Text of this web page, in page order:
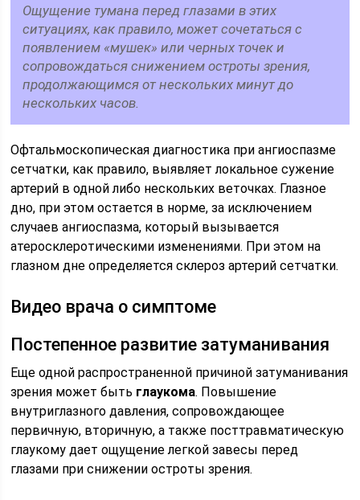
Ощущение тумана перед глазами в этих
ситуациях, как правило, может сочетаться с
появлением «мушек» или черных точек и
сопровождаться снижением остроты зрения,
продолжающимся от нескольких минут до
нескольких часов.
Офтальмоскопическая диагностика при ангиоспазме
сетчатки, как правило, выявляет локальное сужение
артерий в одной либо нескольких веточках. Глазное
дно, при этом остается в норме, за исключением
случаев ангиоспазма, который вызывается
атеросклеротическими изменениями. При этом на
глазном дне определяется склероз артерий сетчатки.
Видео врача о симптоме
Постепенное развитие затуманивания
Еще одной распространенной причиной затуманивания
зрения может быть глаукома. Повышение
внутриглазного давления, сопровождающее
первичную, вторичную, а также посттравматическую
глаукому дает ощущение легкой завесы перед
глазами при снижении остроты зрения.